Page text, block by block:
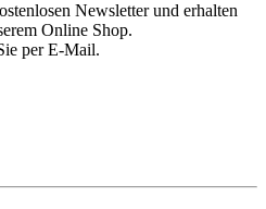
Newsletter und erhalten
Online Shop.
per E-Mail.